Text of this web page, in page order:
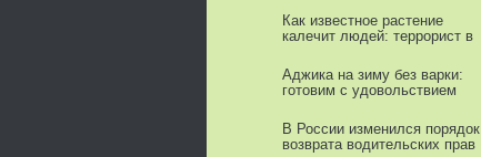
Как известное растение
калечит людей: террорист в
Аджика на зиму без варки:
готовим с удовольствием
В России изменился порядок
возврата водительских прав